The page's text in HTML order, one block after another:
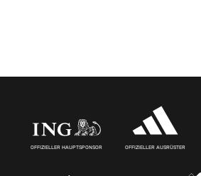
OFFIZIELLER HAUPTSPONSOR OFFIZIELLER AUSRÜSTER